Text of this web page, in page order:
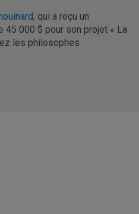
, qui a reçu un
45 000 $ pour son projet « La
les philosophes